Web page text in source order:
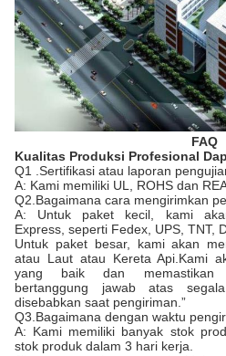
FAQ
Kualitas Produksi Profesional
Q1 .Sertifikasi atau laporan
A: Kami memiliki UL, ROHS dan
Q2.Bagaimana cara mengirimkan
A: Untuk paket kecil, kami
Express, seperti Fedex, UPS, TNT,
Untuk paket besar, kami akan
atau Laut atau Kereta Api.Kami
yang baik dan memastikan
bertanggung jawab atas
disebabkan saat pengiriman.”
Q3.Bagaimana dengan waktu
A: Kami memiliki banyak stok
stok produk dalam 3 hari kerja.